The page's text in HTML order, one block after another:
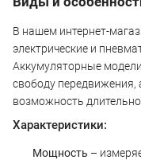
В нашем интернет-
электрические и
Аккумуляторные
свободу
возможность
Характеристики:
Мощность –